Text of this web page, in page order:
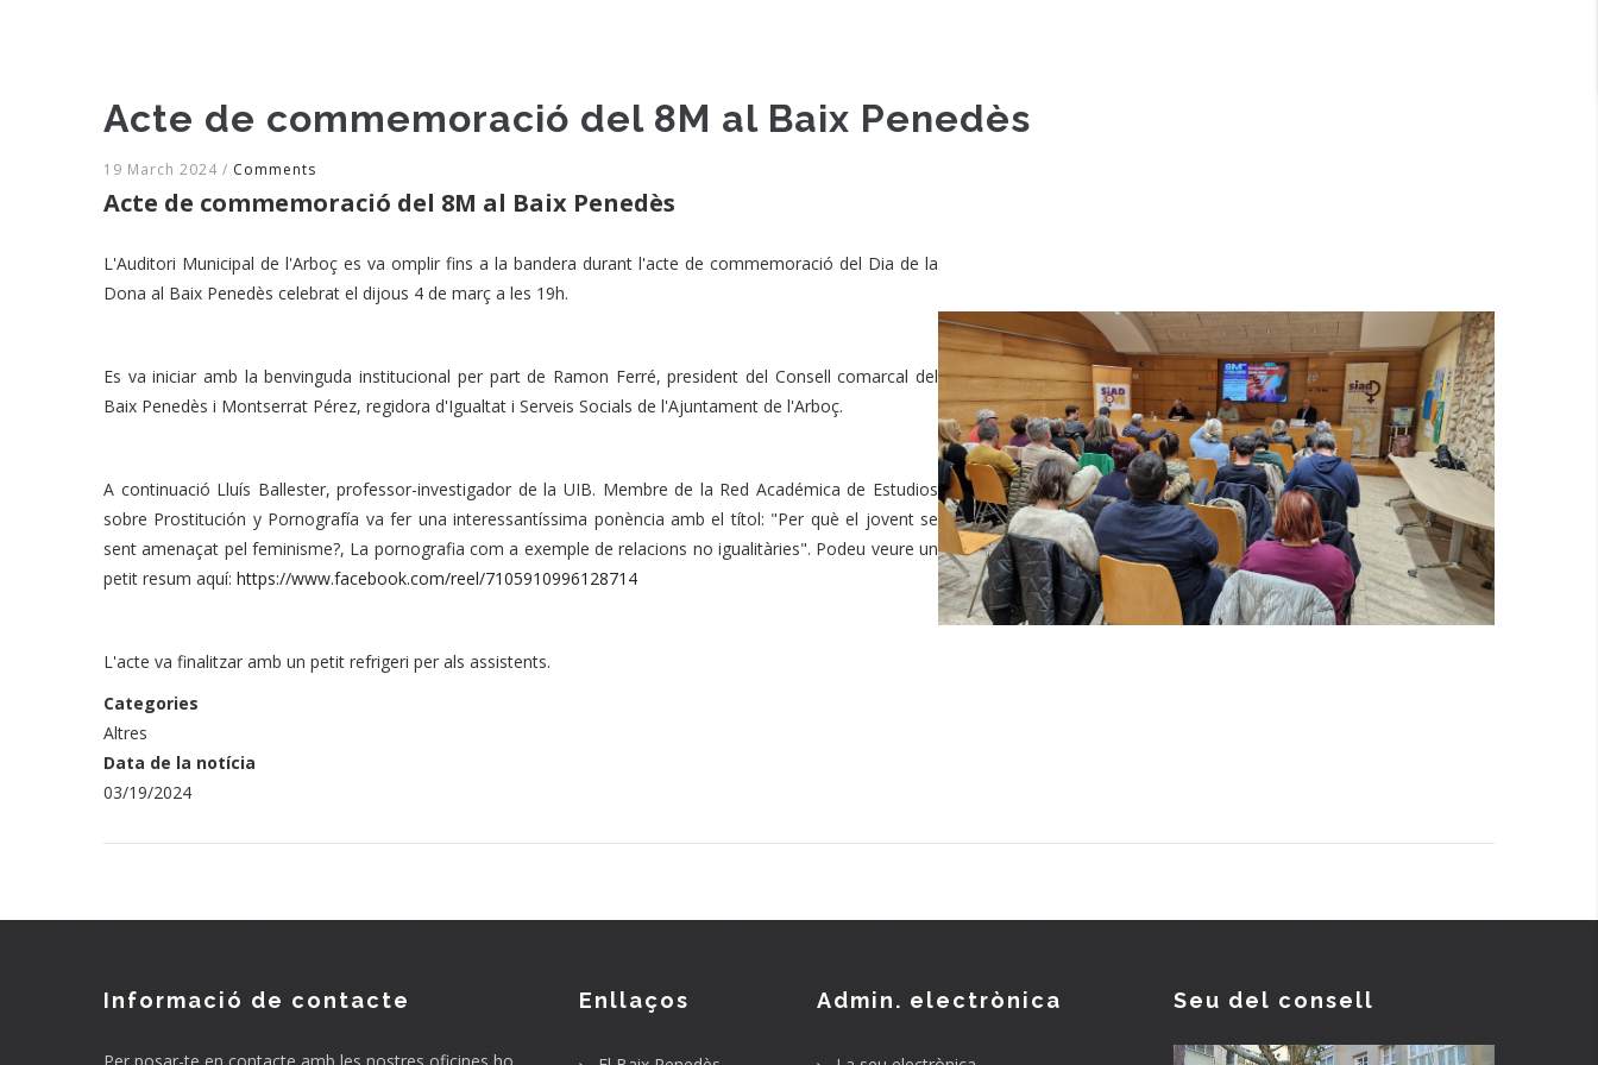
Acte de commemoració del 8M al Baix Penedès
19 March 2024 / Comments
Acte de commemoració del 8M al Baix Penedès
L'Auditori Municipal de l'Arboç es va omplir fins a la bandera durant l'acte de commemoració del Dia de la
Dona al Baix Penedès celebrat el dijous 4 de març a les 19h.
Es va iniciar amb la benvinguda institucional per part de Ramon Ferré, president del Consell comarcal del
Baix Penedès i Montserrat Pérez, regidora d'Igualtat i Serveis Socials de l'Ajuntament de l'Arboç.
A continuació Lluís Ballester, professor-investigador de la UIB. Membre de la Red Académica de Estudios
sobre Prostitución y Pornografía va fer una interessantíssima ponència amb el títol: "Per què el jovent se
sent amenaçat pel feminisme?, La pornografia com a exemple de relacions no igualitàries". Podeu veure un
petit resum aquí: https://www.facebook.com/reel/7105910996128714
L'acte va finalitzar amb un petit refrigeri per als assistents.
Categories
Altres
Data de la notícia
03/19/2024
Informació de contacte Enllaços Admin. electrònica Seu del consell